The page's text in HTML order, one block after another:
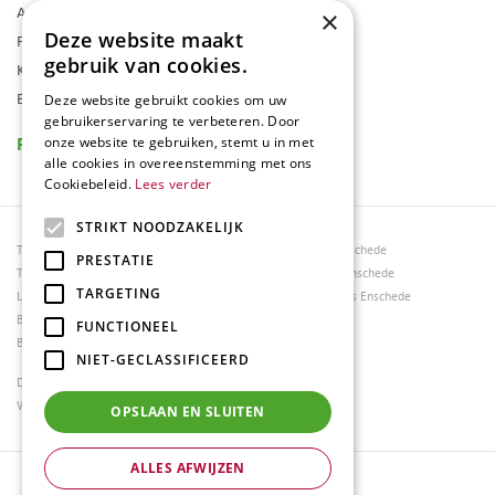
Assortiment
Folder
Klantenkaart
Blog
Reviews
Tuincentrum Borghuis
Tuinmeubels
Loungesets
Bloemen
Barbecues
Tuinmeubels Enschede
Tuinmeubelen Enschede
Woonaccessoires Enschede
Dierenwinkel Enschede
Weber bbq kopen Hengelo
×
Deze website maakt
gebruik van cookies.
Deze website gebruikt cookies om uw
gebruikerservaring te verbeteren. Door
onze website te gebruiken, stemt u in met
alle cookies in overeenstemming met ons
Cookiebeleid. Lees verder
STRIKT NOODZAKELIJK
PRESTATIE
TARGETING
FUNCTIONEEL
NIET-GECLASSIFICEERD
OPSLAAN EN SLUITEN
ALLES AFWIJZEN